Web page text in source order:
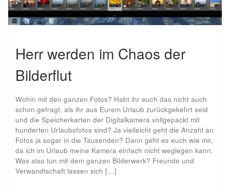
Herr werden im Chaos der
Bilderflut
Wohin mit den ganzen Fotos? Habt ihr euch das nicht auch
schon gefragt, als ihr aus Eurem Urlaub zurückgekehrt seid
und die Speicherkarten der Digitalkamera vollgepackt mit
hunderten Urlaubsfotos sind? Ja vielleicht geht die Anzahl an
Fotos ja sogar in die Tausenden? Dann geht es euch wie mir,
da ich im Urlaub meine Kamera einfach nicht weglegen kann.
Was also tun mit dem ganzen Bilderwerk? Freunde und
Verwandtschaft lassen sich […]